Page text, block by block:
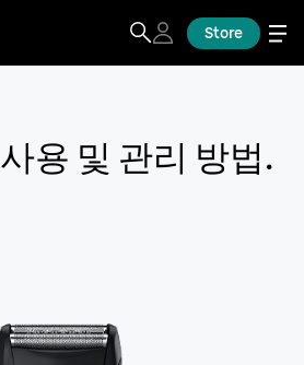
Store
사용 및 관리 방법.